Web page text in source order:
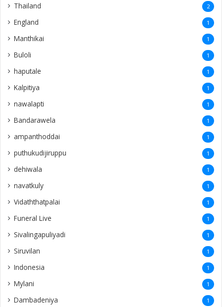
Thailand 2
England 1
Manthikai 1
Buloli 1
haputale 1
Kalpitiya 1
nawalapti 1
Bandarawela 1
ampanthoddai 1
puthukudijiruppu 1
dehiwala 1
navatkuly 1
Vidaththatpalai 1
Funeral Live 1
Sivalingapuliyadi 1
Siruvilan 1
Indonesia 1
Mylani 1
Dambadeniya 1